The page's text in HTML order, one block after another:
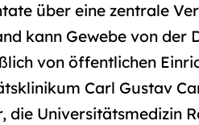
über eine zentrale
kann Gewebe von der
von öffentlichen
Carl Gustav
die Universitätsmedizin